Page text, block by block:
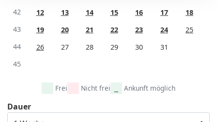
42 12 13 14 15 16 17
18
43
19 20 21 22 23 24
25
44
26 27 28 29 30
31
45
Frei Nicht frei Ankunft möglich
Dauer